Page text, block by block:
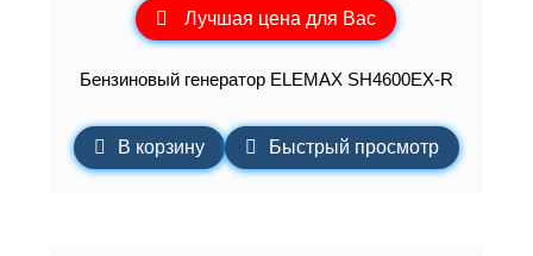
Лучшая цена для Вас
Бензиновый генератор ELEMAХ SH4600EX-R
В корзину Быстрый просмотр